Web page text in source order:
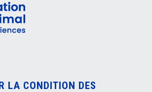
LA CONDITION DES